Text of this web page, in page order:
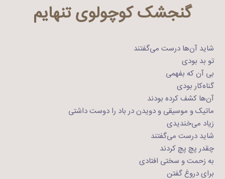
گنجشک کوچولوی تنهایم
شاید آن‌ها درست می‌گفتند
تو بد بودی
بی آن که بفهمی
گناه‌کار بودی
آن‌ها کشف کرده بودند
ماتیک و موسیقی و دویدن در باد را دوست داشتی
زیاد می‌خندیدی
شاید درست می‌گفتند
چقدر پچ پچ کردند
به زحمت و سختی افتادی
برای دروغ گفتن